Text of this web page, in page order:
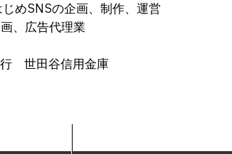
の企画、制作、運営
告代理業
世田谷信用金庫